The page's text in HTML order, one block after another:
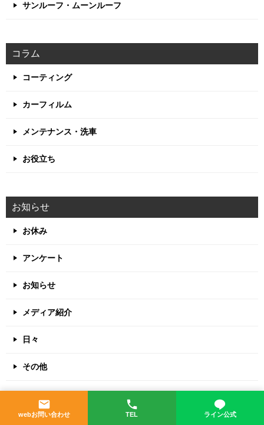
サンルーフ・ムーンルーフ
コラム
コーティング
カーフィルム
メンテナンス・洗車
お役立ち
お知らせ
お休み
アンケート
お知らせ
メディア紹介
日々
その他
最近の投稿
webお問い合わせ TEL ライン公式